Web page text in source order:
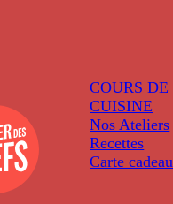
COURS DE
CUISINE
Nos Ateliers
Recettes
Carte cadeau